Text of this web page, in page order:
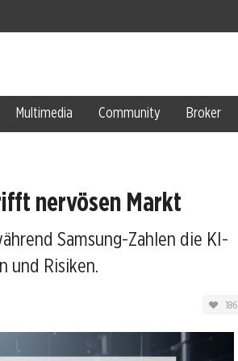
Multimedia Community Broker
nervösen Markt
Samsung-Zahlen die KI-
und Risiken.
186